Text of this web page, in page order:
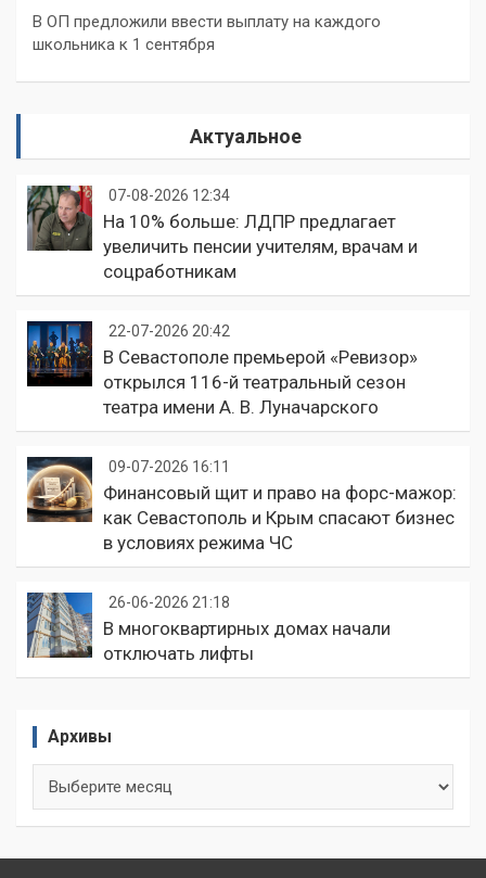
В ОП предложили ввести выплату на каждого
школьника к 1 сентября
Актуальное
07-08-2026 12:34
На 10% больше: ЛДПР предлагает
увеличить пенсии учителям, врачам и
соцработникам
22-07-2026 20:42
В Севастополе премьерой «Ревизор»
открылся 116-й театральный сезон
театра имени А. В. Луначарского
09-07-2026 16:11
Финансовый щит и право на форс-мажор:
как Севастополь и Крым спасают бизнес
в условиях режима ЧС
26-06-2026 21:18
В многоквартирных домах начали
отключать лифты
Архивы